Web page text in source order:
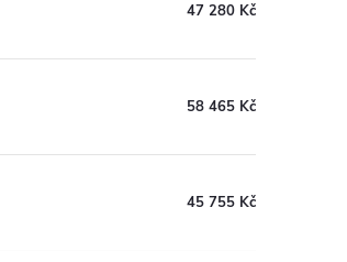
47 280 Kč
58 465 Kč
45 755 Kč